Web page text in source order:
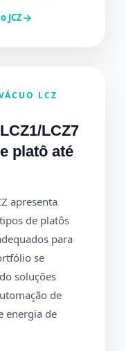
JCZ→
LCZ
LCZ7
platô até
apresenta
de platôs
para
se
soluções
de
energia de